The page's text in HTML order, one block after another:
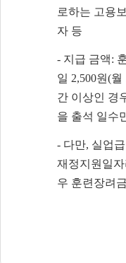
로하는 고용
자 등
- 지급 금액:
일 2,500원(월
간 이상인 경
을 출석 일수
- 다만, 실업
재정지원일
우 훈련장려